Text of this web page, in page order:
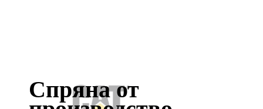
Спряна от